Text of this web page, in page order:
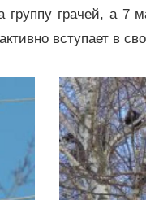
группу грачей, а 7
вступает в